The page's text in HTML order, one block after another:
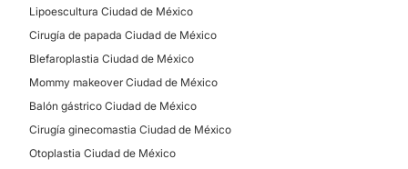
Lipoescultura Ciudad de México
Cirugía de papada Ciudad de México
Blefaroplastia Ciudad de México
Mommy makeover Ciudad de México
Balón gástrico Ciudad de México
Cirugía ginecomastia Ciudad de México
Otoplastia Ciudad de México